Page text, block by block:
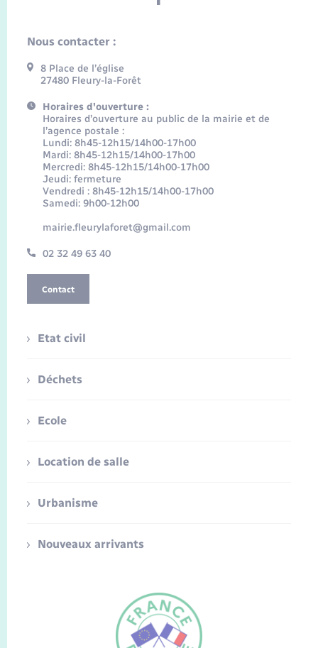
Nous contacter :
8 Place de l’église
27480 Fleury-la-Forêt
Horaires d'ouverture :
Horaires d’ouverture au public de la mairie et de
l’agence postale :
Lundi: 8h45-12h15/14h00-17h00
Mardi: 8h45-12h15/14h00-17h00
Mercredi: 8h45-12h15/14h00-17h00
Jeudi: fermeture
Vendredi : 8h45-12h15/14h00-17h00
Samedi: 9h00-12h00
mairie.fleurylaforet@gmail.com
02 32 49 63 40
Contact
Etat civil
Déchets
Ecole
Location de salle
Urbanisme
Nouveaux arrivants